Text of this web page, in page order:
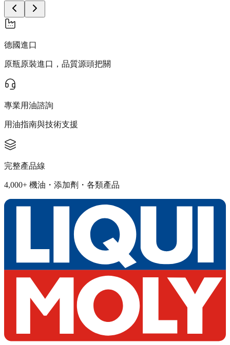
德國進口
原瓶原裝進口，品質源頭把關
專業用油諮詢
用油指南與技術支援
完整產品線
4,000+ 機油・添加劑・各類產品